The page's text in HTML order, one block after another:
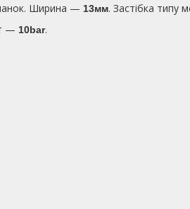
ланок. Ширина — 13мм. Застібка типу
— 10bar.